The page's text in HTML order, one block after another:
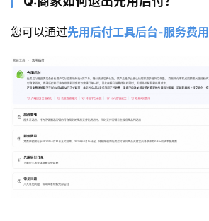
您可以通过先用后付工具后台-服务费用